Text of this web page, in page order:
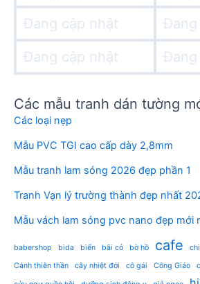
Đang cập nhật
Đang
Đang cập nhật
Đang
Các mẫu tranh dán tường
Các loại nẹp
Mẫu PVC TGI cao cấp dày 2,8mm
Mẫu tranh lam sóng 2026 đẹp phần 1
Tranh Vạn lý trường thành đẹp nhất
Mẫu vách lam sóng pvc nano đẹp mới
babershop bida biển bãi cỏ bờ hồ cafe
Cánh thiên thần
cây nhiệt đới cô gái Công Giáo